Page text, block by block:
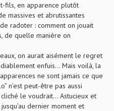
fils, en apparence plutôt
massives et abrutissantes
radoter : comment on jouait
de quelle manière on
on aurait aisément le regret
enfuis… Mais voilà, la
ne sont jamais ce que
n’est peut-être pas aussi
le voudrait… Astucieux et
dernier moment et